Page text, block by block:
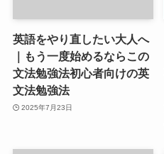
英語をやり直したい大人へ
｜もう一度始めるならこの
文法勉強法初心者向けの英
文法勉強法
2025年7月23日